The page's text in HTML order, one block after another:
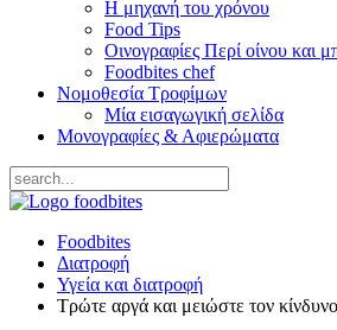
Η μηχανή του χρόνου
Food Tips
Οινογραφίες Περί οίνου και
Foodbites chef
Νομοθεσία Τροφίμων
Μία εισαγωγική σελίδα
Μονογραφίες & Αφιερώματα
Foodbites
Διατροφή
Υγεία και διατροφή
Τρώτε αργά και μειώστε τον